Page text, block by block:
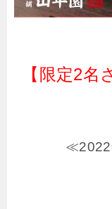
【限定2
≪2022